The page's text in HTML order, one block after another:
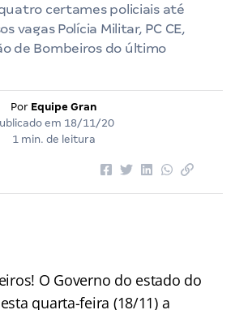
certames policiais até
vagas Polícia Militar, PC CE,
de Bombeiros do último
Por Equipe Gran
em 18/11/20
1 min. de leitura
O Governo do estado do
quarta-feira (18/11) a